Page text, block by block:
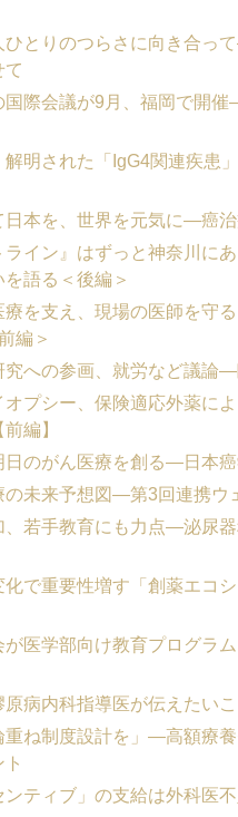
ひとりのつらさに向き合っ
て
国際会議が9月、福岡で開
解明された「IgG4関連疾患
日本を、世界を元気に―癌
ライン』はずっと神奈川に
語る＜後編＞
療を支え、現場の医師を守
編＞
究への参画、就労など議論
オプシー、保険適応外薬に
】
日のがん医療を創る―日本
の未来予想図―第3回連携ウ
、若手教育にも力点―泌尿
化で重要性増す「創薬エコ
が医学部向け教育プログラ
原病内科指導医が伝えたい
重ね制度設計を」―高額療
ンティブ」の支給は外科医